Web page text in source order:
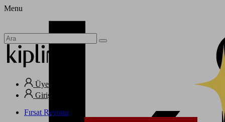
Menu
Üye Ol
Giriş Yap
Fırsat Reyonu